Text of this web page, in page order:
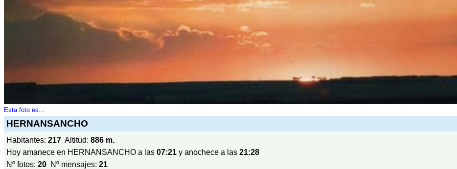
Esta foto es...
HERNANSANCHO
Habitantes: 217 Altitud: 886 m.
Hoy amanece en HERNANSANCHO a las 07:21 y anochece a las 21:28
Nº fotos: 20 Nº mensajes: 21